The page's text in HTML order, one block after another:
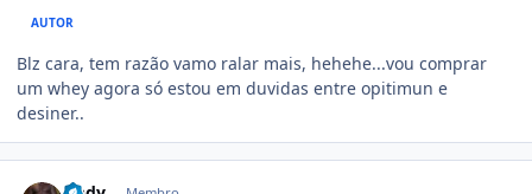
AUTOR
Blz cara, tem razão vamo ralar mais, hehehe...vou comprar
um whey agora só estou em duvidas entre opitimun e
desiner..